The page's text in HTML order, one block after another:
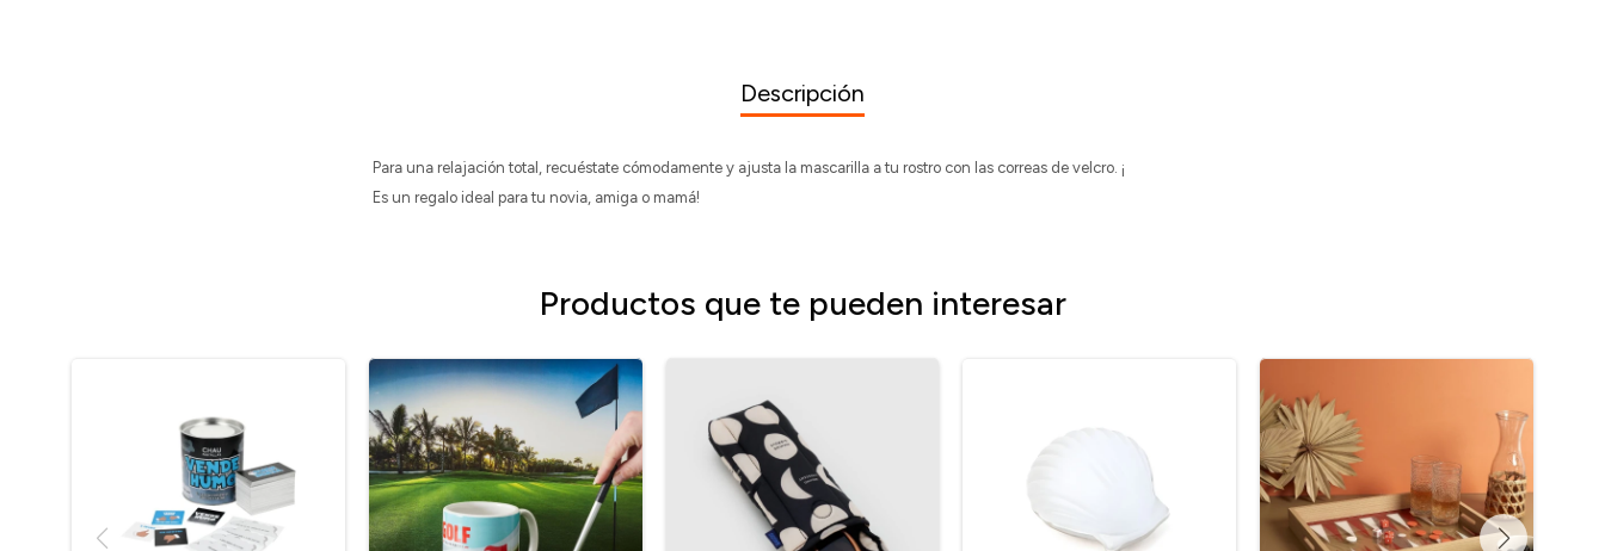
Descripción
Para una relajación total, recuéstate cómodamente y ajusta la mascarilla a tu rostro con las correas de velcro. ¡
Es un regalo ideal para tu novia, amiga o mamá!
Productos que te pueden interesar